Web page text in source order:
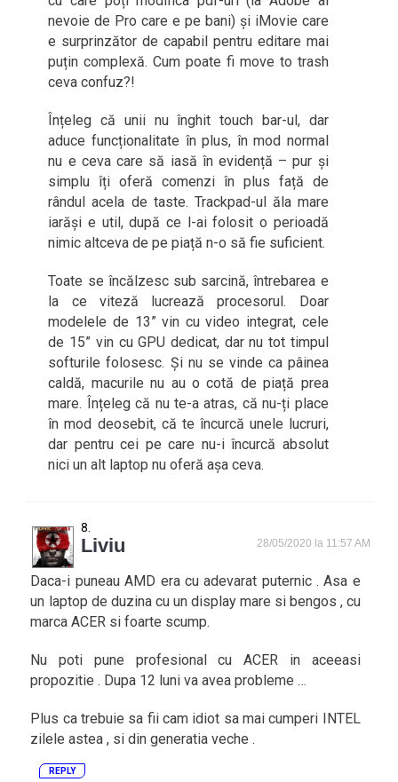
nevoie de Pro care e pe bani) și iMovie care
e surprinzător de capabil pentru editare mai
puțin complexă. Cum poate fi move to trash
ceva confuz?!
Înțeleg că unii nu înghit touch bar-ul, dar
aduce funcționalitate în plus, în mod normal
nu e ceva care să iasă în evidență – pur și
simplu îți oferă comenzi în plus față de
rândul acela de taste. Trackpad-ul ăla mare
iarăși e util, după ce l-ai folosit o perioadă
nimic altceva de pe piață n-o să fie suficient.
Toate se încălzesc sub sarcină, întrebarea e
la ce viteză lucrează procesorul. Doar
modelele de 13” vin cu video integrat, cele
de 15” vin cu GPU dedicat, dar nu tot timpul
softurile folosesc. Și nu se vinde ca pâinea
caldă, macurile nu au o cotă de piață prea
mare. Înțeleg că nu te-a atras, că nu-ți place
în mod deosebit, că te încurcă unele lucruri,
dar pentru cei pe care nu-i încurcă absolut
nici un alt laptop nu oferă așa ceva.
Liviu 28/05/2020 la 11:57 AM
Daca-i puneau AMD era cu adevarat puternic . Asa e
un laptop de duzina cu un display mare si bengos , cu
marca ACER si foarte scump.
Nu poti pune profesional cu ACER in aceeasi
propozitie . Dupa 12 luni va avea probleme …
Plus ca trebuie sa fii cam idiot sa mai cumperi INTEL
zilele astea , si din generatia veche .
REPLY